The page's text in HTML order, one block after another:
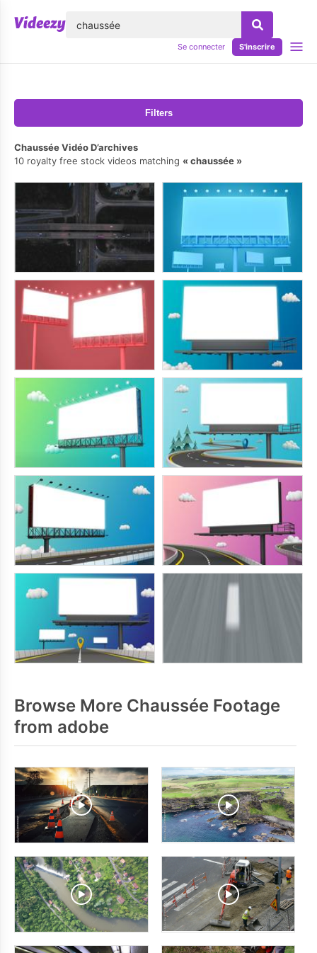
Se connecter S'inscrire
Filters
Chaussée Vidéo D’archives
10 royalty free stock videos matching
chaussée
Browse More Chaussée Footage
from adobe